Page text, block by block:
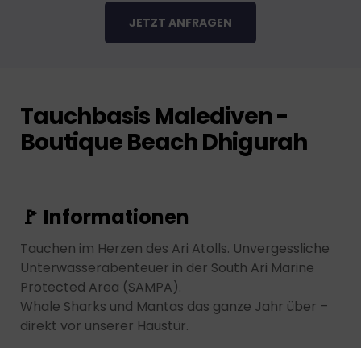
JETZT ANFRAGEN
Tauchbasis Malediven -
Boutique Beach Dhigurah
🚩 Informationen
Tauchen im Herzen des Ari Atolls. Unvergessliche
Unterwasserabenteuer in der South Ari Marine
Protected Area (SAMPA).
Whale Sharks und Mantas das ganze Jahr über –
direkt vor unserer Haustür.